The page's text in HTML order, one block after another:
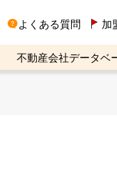
よくある質問 加
不動産会社データベ